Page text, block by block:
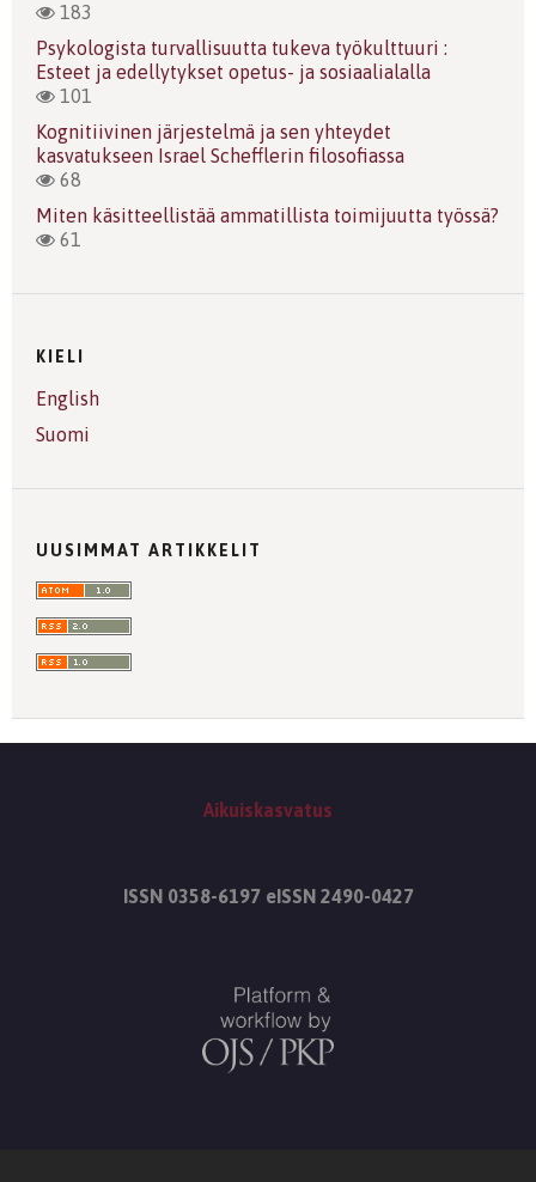
183
Psykologista turvallisuutta tukeva työkulttuuri :
Esteet ja edellytykset opetus- ja sosiaalialalla
101
Kognitiivinen järjestelmä ja sen yhteydet
kasvatukseen Israel Schefflerin filosofiassa
68
Miten käsitteellistää ammatillista toimijuutta työssä?
61
KIELI
English
Suomi
UUSIMMAT ARTIKKELIT
Aikuiskasvatus
ISSN 0358-6197 eISSN 2490-0427